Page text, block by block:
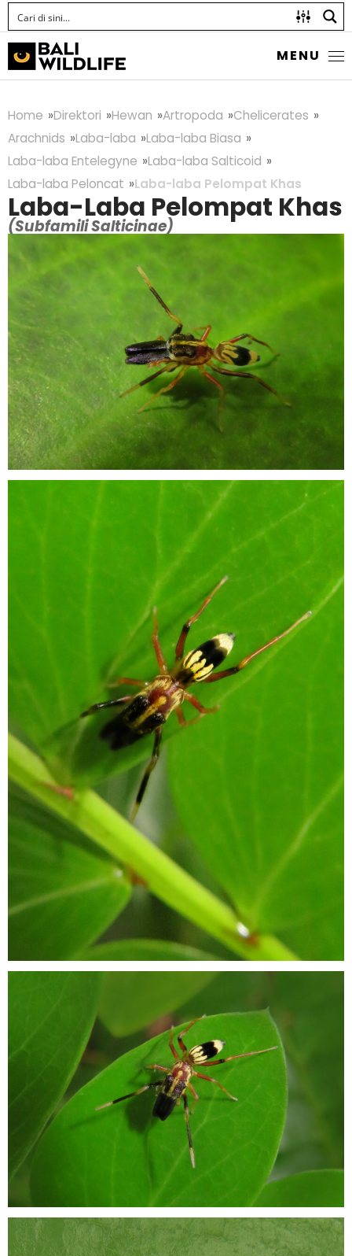
MENU
Home Direktori Hewan Artropoda
Chelicerates
Arachnids
Laba-laba
Laba-laba Biasa
Laba-laba Entelegyne
Laba-laba Salticoid
Laba-laba Peloncat
Laba-laba Pelompat Khas
Laba-Laba Pelompat Khas
(Subfamili Salticinae)